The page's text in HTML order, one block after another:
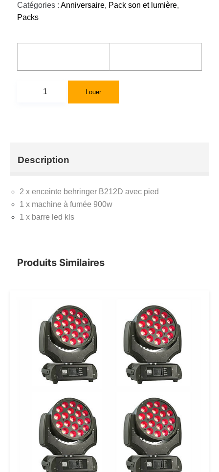
Catégories : Anniversaire, Pack son et lumière,
Packs
Louer
Description
2 x enceinte behringer B212D avec pied
1 x machine à fumée 900w
1 x barre led kls
Produits Similaires